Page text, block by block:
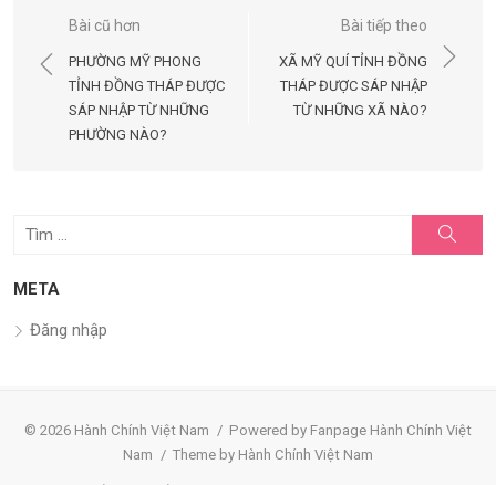
Điều
hướng
bài
viết
Bài cũ hơn
PHƯỜNG MỸ PHONG
TỈNH ĐỒNG THÁP ĐƯỢC
SÁP NHẬP TỪ NHỮNG
PHƯỜNG NÀO?
Bài tiếp theo
XÃ MỸ QUÍ TỈNH ĐỒNG
THÁP ĐƯỢC SÁP NHẬP
TỪ NHỮNG XÃ NÀO?
Tìm
quả
kiếm
META
Đăng nhập
© 2026 Hành Chính Việt Nam / Powered by Fanpage Hành Chính Việt
Nam / Theme by Hành Chính Việt Nam